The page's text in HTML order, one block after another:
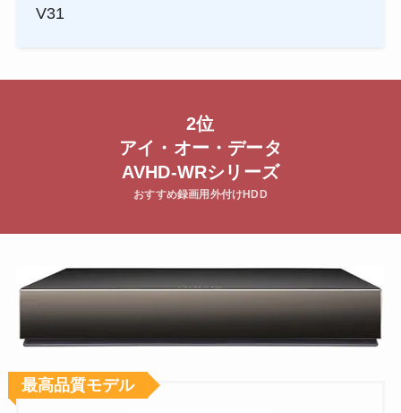
V31
2位
アイ・オー・データ
AVHD-WRシリーズ
おすすめ録画用外付けHDD
最高品質モデル